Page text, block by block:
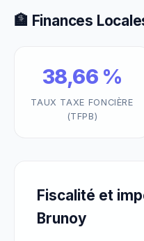
🏦 Finances
38,66 %
TAUX TAXE FONCIÈRE
(TFPB)
Fiscalité et
Brunoy